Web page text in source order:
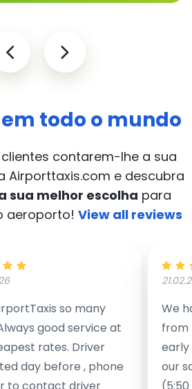
todo o mundo
clientes contarem-lhe a sua
Airporttaxis.com e descubra
sua melhor escolha para
aeroporto! View all reviews
so many
good service at
rates. Driver
day before , phone
We
from
early
our